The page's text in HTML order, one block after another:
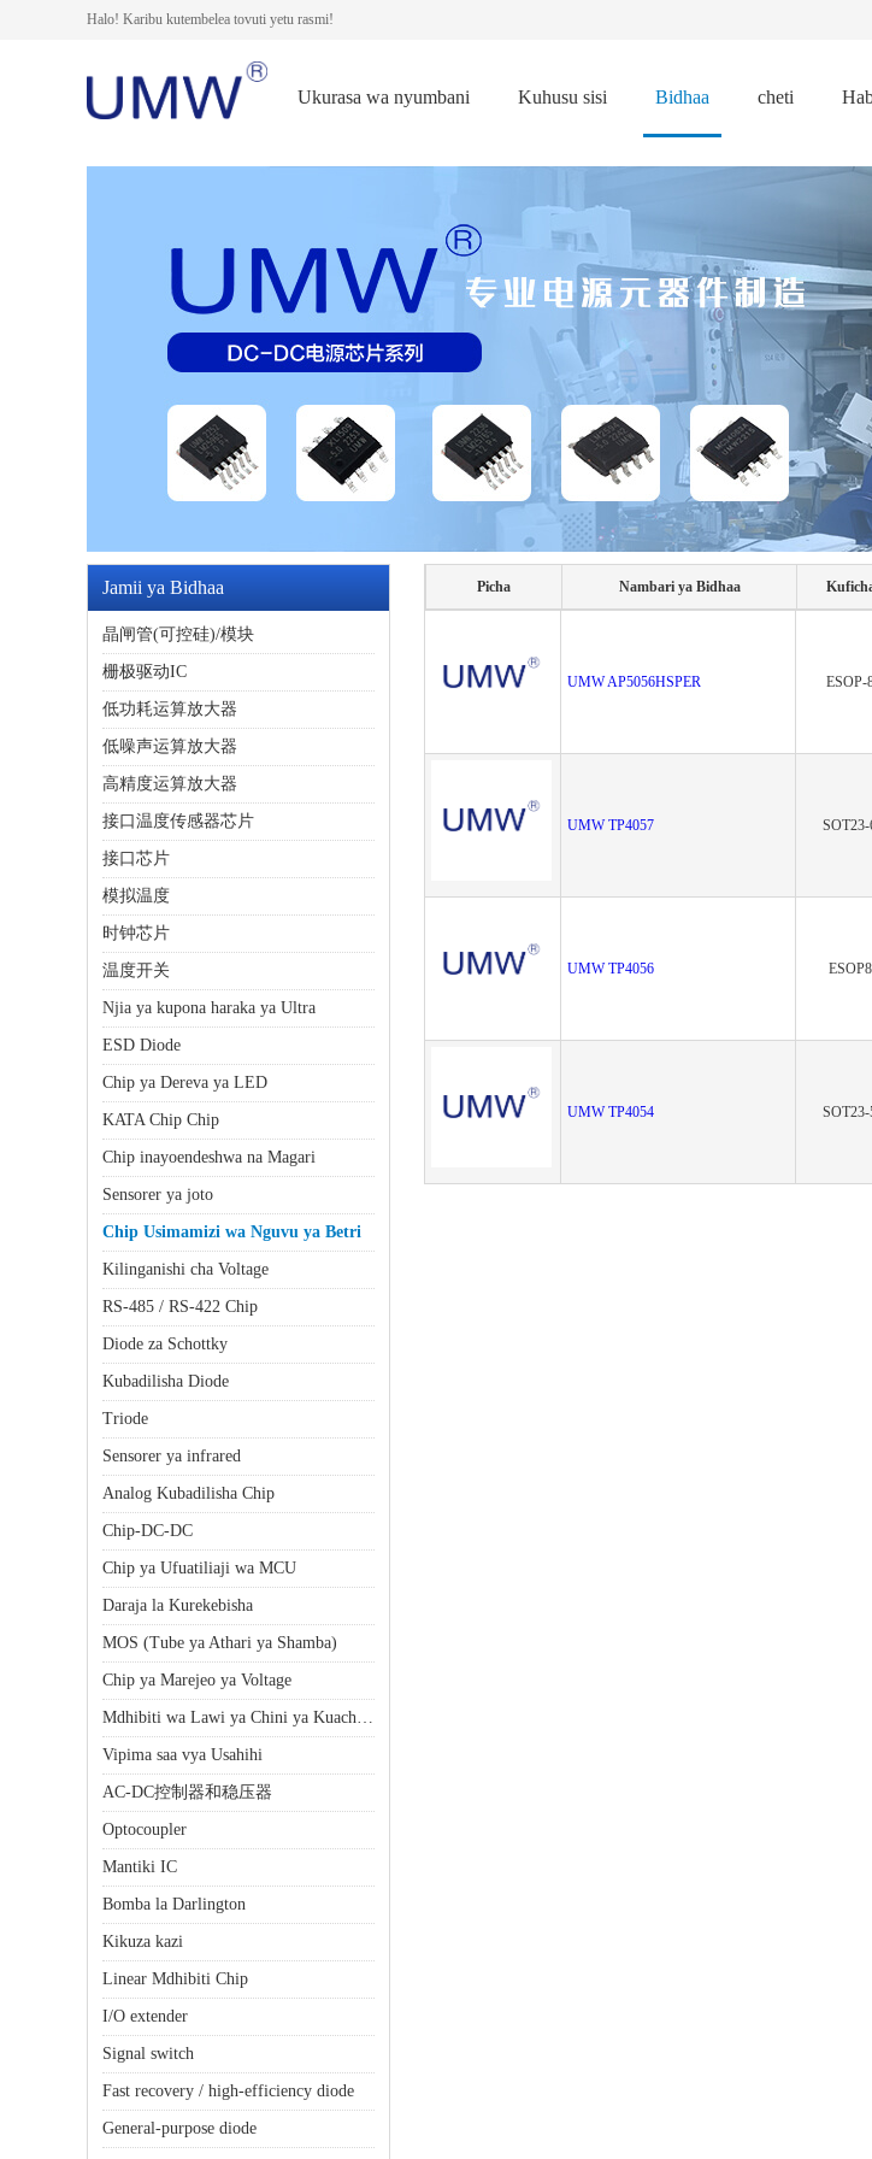
Halo! Karibu kutembelea tovuti yetu rasmi!
Ukurasa wa nyumbani Kuhusu sisi Bidhaa cheti
Jamii ya Bidhaa
晶闸管(可控硅)/模块
栅极驱动IC
低功耗运算放大器
低噪声运算放大器
高精度运算放大器
接口温度传感器芯片
接口芯片
模拟温度
时钟芯片
温度开关
Njia ya kupona haraka ya Ultra
ESD Diode
Chip ya Dereva ya LED
KATA Chip Chip
Chip inayoendeshwa na Magari
Sensorer ya joto
Chip Usimamizi wa Nguvu ya Betri
Kilinganishi cha Voltage
RS-485 / RS-422 Chip
Diode za Schottky
Kubadilisha Diode
Triode
Sensorer ya infrared
Analog Kubadilisha Chip
Chip-DC-DC
Chip ya Ufuatiliaji wa MCU
Daraja la Kurekebisha
MOS (Tube ya Athari ya Shamba)
Chip ya Marejeo ya Voltage
Mdhibiti wa Lawi ya Chini ya Kuacha (LDO)
Vipima saa vya Usahihi
AC-DC控制器和稳压器
Optocoupler
Mantiki IC
Bomba la Darlington
Kikuza kazi
Linear Mdhibiti Chip
I/O extender
Signal switch
Fast recovery / high-efficiency diode
General-purpose diode
Picha Nambari ya Bidhaa
UMW AP5056HSPER ESOP-
UMW TP4057 SOT23-
UMW TP4056 ESOP8
UMW TP4054 SOT23-